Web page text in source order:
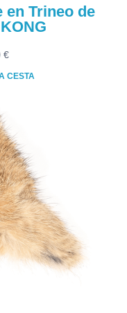
en Trineo de
€
CESTA